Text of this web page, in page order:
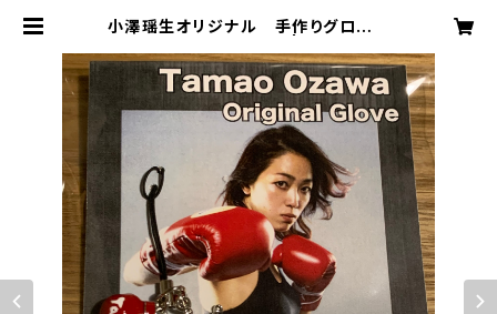
小澤瑶生オリジナル 手作りグローブ
zawa Road to The World Cha
mpion